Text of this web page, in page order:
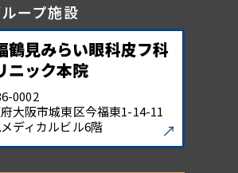
ープ施設
鶴見みらい眼科皮フ科
ニック本院
0002
大阪市城東区今福東1-14-11
ディカルビル6階